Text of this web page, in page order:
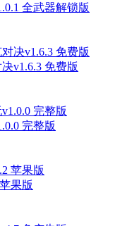
全武器解锁版
v1.6.3 免费版
完整版
果版